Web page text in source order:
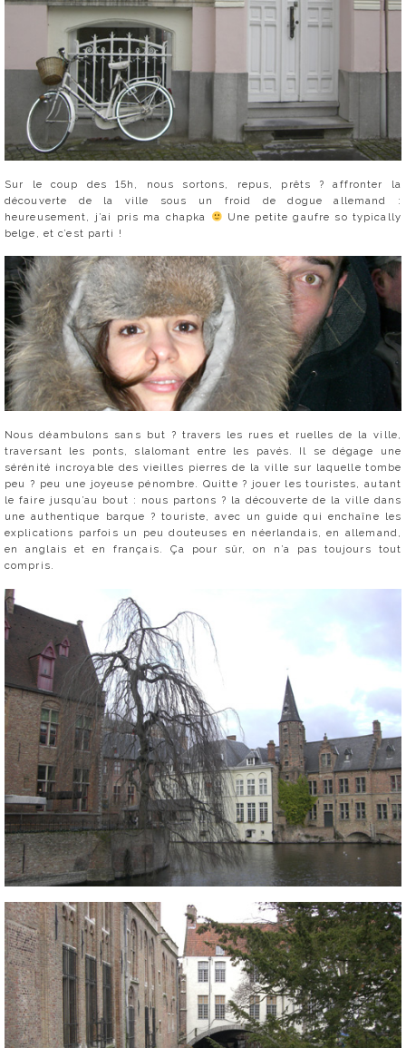
Sur le coup des 15h, nous sortons, repus, prêts ? affronter la
découverte de la ville sous un froid de dogue allemand :
heureusement, j’ai pris ma chapka
Une petite gaufre so typically
belge, et c’est parti !
Nous déambulons sans but ? travers les rues et ruelles de la ville,
traversant les ponts, slalomant entre les pavés. Il se dégage une
sérénité incroyable des vieilles pierres de la ville sur laquelle tombe
peu ? peu une joyeuse pénombre. Quitte ? jouer les touristes, autant
le faire jusqu’au bout : nous partons ? la découverte de la ville dans
une authentique barque ? touriste, avec un guide qui enchaîne les
explications parfois un peu douteuses en néerlandais, en allemand,
en anglais et en français. Ça pour sûr, on n’a pas toujours tout
compris.